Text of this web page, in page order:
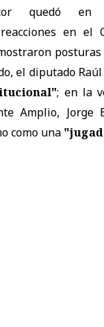
quedó en
en el
el diputado Raúl
; en la
Amplio, Jorge
como una